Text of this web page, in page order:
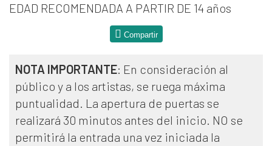
EDAD RECOMENDADA A PARTIR DE 14 años
Compartir
NOTA IMPORTANTE: En consideración al
público y a los artistas, se ruega máxima
puntualidad. La apertura de puertas se
realizará 30 minutos antes del inicio. NO se
permitirá la entrada una vez iniciada la